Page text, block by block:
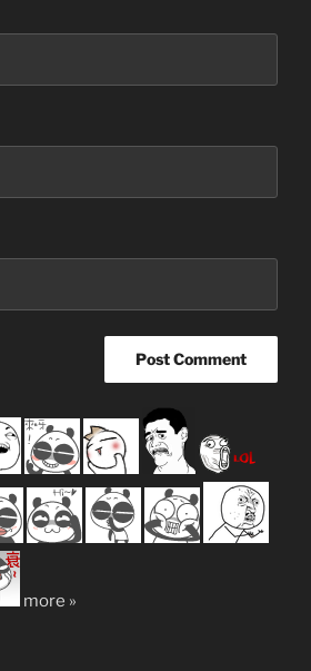
more »